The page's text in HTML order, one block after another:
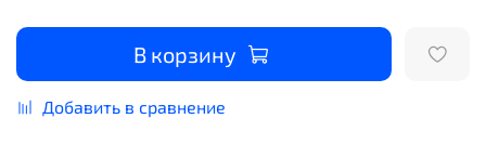
В корзину
Добавить в сравнение